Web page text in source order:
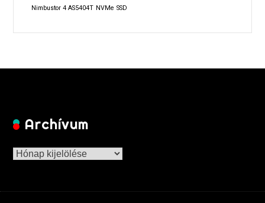
Nimbustor 4 AS5404T NVMe SSD
Archívum
Archívum